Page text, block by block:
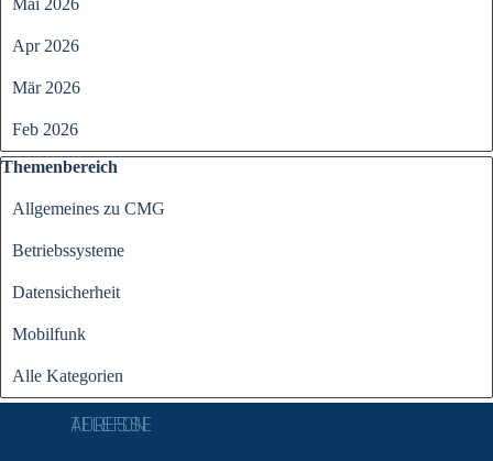
Mai 2026
Apr 2026
Mär 2026
Feb 2026
Block überspringen Themenbereich
Themenbereich
Allgemeines zu CMG
Betriebssysteme
Datensicherheit
Mobilfunk
Alle Kategorien
ADRESSE
TELEFON